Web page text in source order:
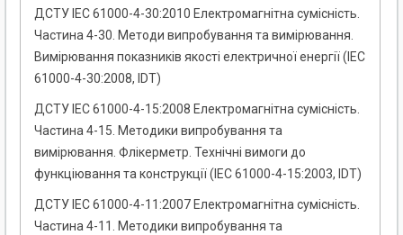
ДСТУ IEC 61000-4-30:2010 Електромагнітна сумісність.
Частина 4-30. Методи випробування та вимірювання.
Вимірювання показників якості електричної енергії (IEC
61000-4-30:2008, IDT)
ДСТУ ІЕС 61000-4-15:2008 Електромагнітна сумісність.
Частина 4-15. Методики випробування та
вимірювання. Флікерметр. Технічні вимоги до
функціювання та конструкції (IEC 61000-4-15:2003, IDT)
ДСТУ IEC 61000-4-11:2007 Електромагнітна сумісність.
Частина 4-11. Методики випробування та